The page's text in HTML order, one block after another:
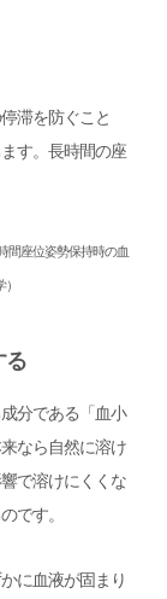
滞を防ぐこと
す。長時間の座
間座位姿勢保持時の血
る
分である「血小
なら自然に溶け
で溶けにくくな
です。
に血液が固まり